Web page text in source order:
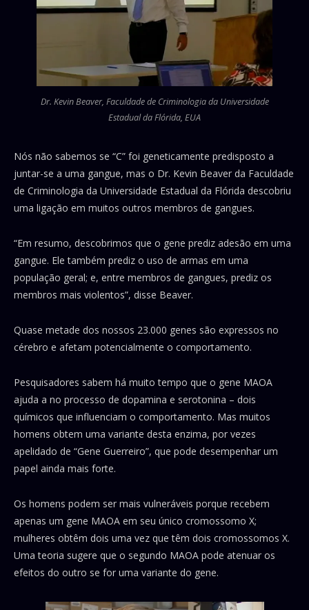
Dr. Kevin Beaver, Faculdade de Criminologia da Universidade
Estadual da Flórida, EUA
Nós não sabemos se “C” foi geneticamente predisposto a
juntar-se a uma gangue, mas o Dr. Kevin Beaver da Faculdade
de Criminologia da Universidade Estadual da Flórida descobriu
uma ligação em muitos outros membros de gangues.
“Em resumo, descobrimos que o gene prediz adesão em uma
gangue. Ele também prediz o uso de armas em uma
população geral; e, entre membros de gangues, prediz os
membros mais violentos”, disse Beaver.
Quase metade dos nossos 23.000 genes são expressos no
cérebro e afetam potencialmente o comportamento.
Pesquisadores sabem há muito tempo que o gene MAOA
ajuda a no processo de dopamina e serotonina – dois
químicos que influenciam o comportamento. Mas muitos
homens obtem uma variante desta enzima, por vezes
apelidado de “Gene Guerreiro”, que pode desempenhar um
papel ainda mais forte.
Os homens podem ser mais vulneráveis porque recebem
apenas um gene MAOA em seu único cromossomo X;
mulheres obtêm dois uma vez que têm dois cromossomos X.
Uma teoria sugere que o segundo MAOA pode atenuar os
efeitos do outro se for uma variante do gene.